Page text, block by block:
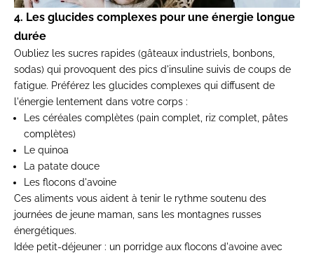
4. Les glucides complexes pour une énergie longue
durée
Oubliez les sucres rapides (gâteaux industriels, bonbons,
sodas) qui provoquent des pics d'insuline suivis de coups de
fatigue. Préférez les glucides complexes qui diffusent de
l'énergie lentement dans votre corps :
Les céréales complètes (pain complet, riz complet, pâtes
complètes)
Le quinoa
La patate douce
Les flocons d'avoine
Ces aliments vous aident à tenir le rythme soutenu des
journées de jeune maman, sans les montagnes russes
énergétiques.
Idée petit-déjeuner : un porridge aux flocons d'avoine avec